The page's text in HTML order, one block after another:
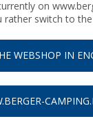
on
rather switch to
WEBSHOP IN